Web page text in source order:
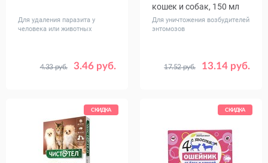
Для удаления паразита у
человека или животных
3.46 руб.
4.33 руб.
кошек и собак, 150 мл
Для уничтожения возбудителей
энтомозов
13.14 руб.
17.52 руб.
СКИДКА СКИДКА